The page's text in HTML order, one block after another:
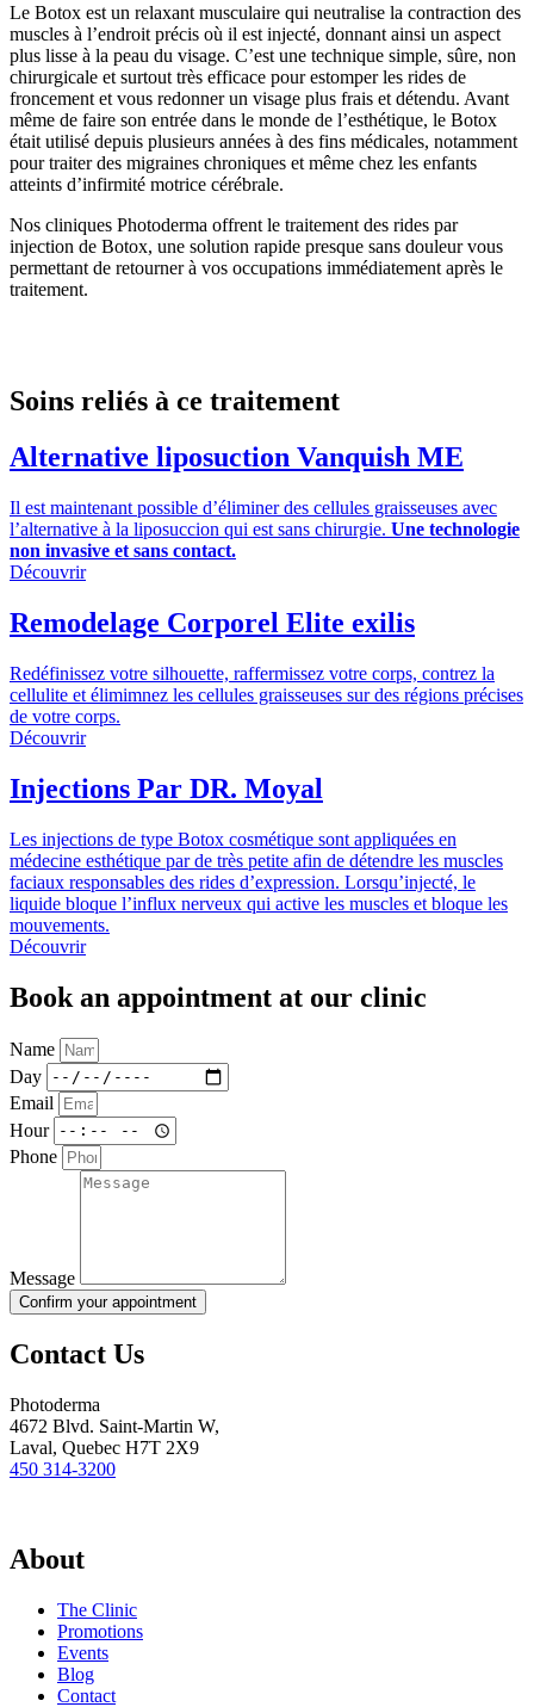
Le Botox est un relaxant musculaire qui neutralise la contraction des
muscles à l’endroit précis où il est injecté, donnant ainsi un aspect
plus lisse à la peau du visage. C’est une technique simple, sûre, non
chirurgicale et surtout très efficace pour estomper les rides de
froncement et vous redonner un visage plus frais et détendu. Avant
même de faire son entrée dans le monde de l’esthétique, le Botox
était utilisé depuis plusieurs années à des fins médicales, notamment
pour traiter des migraines chroniques et même chez les enfants
atteints d’infirmité motrice cérébrale.
Nos cliniques Photoderma offrent le traitement des rides par
injection de Botox, une solution rapide presque sans douleur vous
permettant de retourner à vos occupations immédiatement après le
traitement.
Soins reliés à ce traitement
Alternative liposuction Vanquish ME
Il est maintenant possible d’éliminer des cellules graisseuses avec
l’alternative à la liposuccion qui est sans chirurgie. Une technologie
non invasive et sans contact.
Découvrir
Remodelage Corporel Elite exilis
Redéfinissez votre silhouette, raffermissez votre corps, contrez la
cellulite et élimimnez les cellules graisseuses sur des régions précises
de votre corps.
Découvrir
Injections Par DR. Moyal
Les injections de type Botox cosmétique sont appliquées en
médecine esthétique par de très petite afin de détendre les muscles
faciaux responsables des rides d’expression. Lorsqu’injecté, le
liquide bloque l’influx nerveux qui active les muscles et bloque les
mouvements.
Découvrir
Book an appointment at our clinic
Name
Day
Email
Hour
Phone
Message
Confirm your appointment
Contact Us
Photoderma
4672 Blvd. Saint-Martin W,
Laval, Quebec H7T 2X9
450 314-3200
About
The Clinic
Promotions
Events
Blog
Contact